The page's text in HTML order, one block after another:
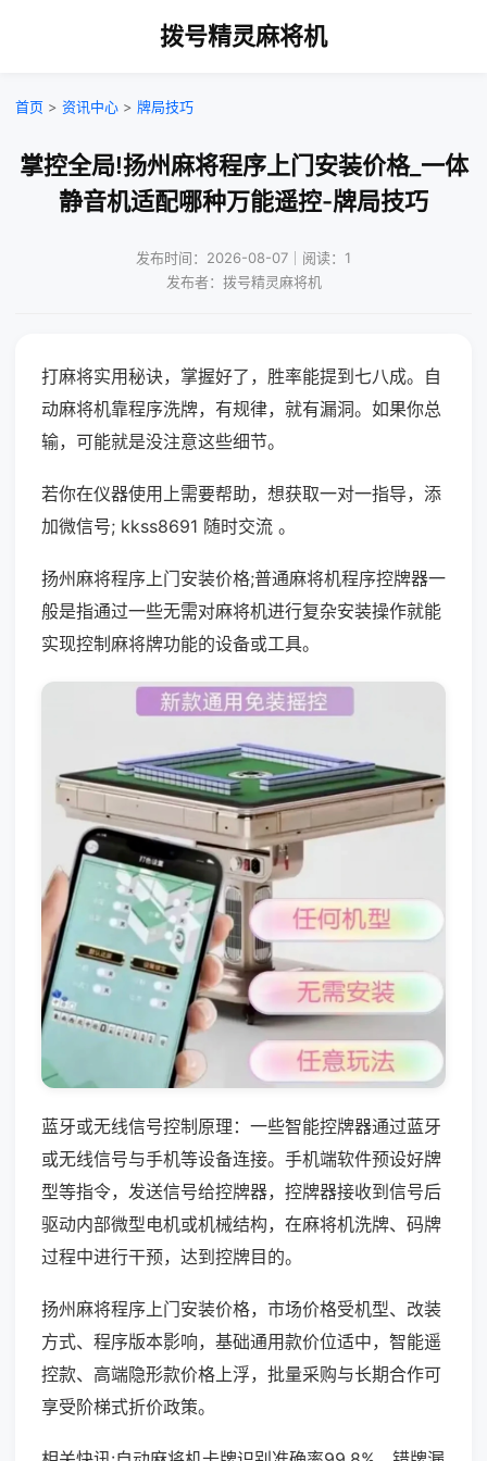
拨号精灵麻将机
首页 > 资讯中心 > 牌局技巧
掌控全局!扬州麻将程序上门安装价格_一体
静音机适配哪种万能遥控-牌局技巧
发布时间：2026-08-07｜阅读：1
发布者：拨号精灵麻将机
打麻将实用秘诀，掌握好了，胜率能提到七八成。自
动麻将机靠程序洗牌，有规律，就有漏洞。如果你总
输，可能就是没注意这些细节。
若你在仪器使用上需要帮助，想获取一对一指导，添
加微信号; kkss8691 随时交流 。
扬州麻将程序上门安装价格;普通麻将机程序控牌器一
般是指通过一些无需对麻将机进行复杂安装操作就能
实现控制麻将牌功能的设备或工具。
蓝牙或无线信号控制原理：一些智能控牌器通过蓝牙
或无线信号与手机等设备连接。手机端软件预设好牌
型等指令，发送信号给控牌器，控牌器接收到信号后
驱动内部微型电机或机械结构，在麻将机洗牌、码牌
过程中进行干预，达到控牌目的。
扬州麻将程序上门安装价格，市场价格受机型、改装
方式、程序版本影响，基础通用款价位适中，智能遥
控款、高端隐形款价格上浮，批量采购与长期合作可
享受阶梯式折价政策。